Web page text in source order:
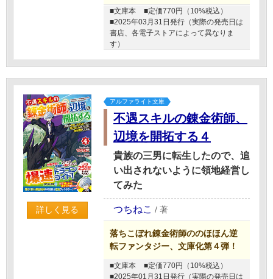
■文庫本
■定価770円（10%税込）
■2025年03月31日発行（実際の発売日は
書店、各電子ストアによって異なりま
す）
詳しく見る
アルファライト文庫
不遇スキルの錬金術師、
辺境を開拓する４
貴族の三男に転生したので、追
い出されないように領地経営し
てみた
つちねこ / 著
落ちこぼれ錬金術師ののほほん逆
転ファンタジー、文庫化第４弾！
■文庫本
■定価770円（10%税込）
■2025年01月31日発行（実際の発売日は